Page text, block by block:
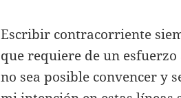
Escribir contracorriente
que requiere de un
no sea posible convencer y